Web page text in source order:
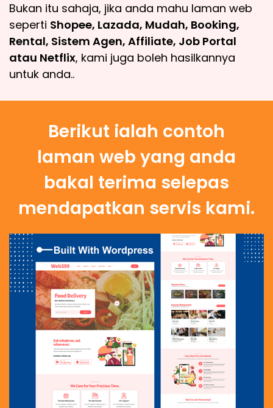
Bukan itu sahaja, jika anda mahu laman web
seperti Shopee, Lazada, Mudah, Booking,
Rental, Sistem Agen, Affiliate, Job Portal
atau Netflix, kami juga boleh hasilkannya
untuk anda..
Berikut ialah contoh
laman web yang anda
bakal terima selepas
mendapatkan servis kami.